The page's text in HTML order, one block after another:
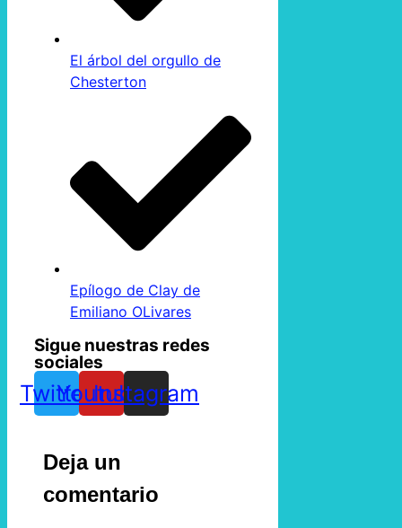
El árbol del orgullo de
Chesterton
Epílogo de Clay de
Emiliano OLivares
Sigue nuestras redes
sociales
TwitterYoutube
Instagram
Deja un
comentario